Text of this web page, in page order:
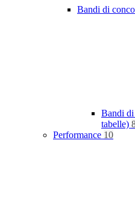
Bandi di
Bandi di
tabelle)
Performance 10